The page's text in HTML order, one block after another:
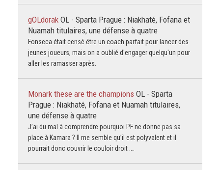
gOLdorak OL - Sparta Prague : Niakhaté, Fofana et
Nuamah titulaires, une défense à quatre
Fonseca était censé être un coach parfait pour lancer des
jeunes joueurs, mais on a oublié d'engager quelqu'un pour
aller les ramasser après.
Monark these are the champions OL - Sparta
Prague : Niakhaté, Fofana et Nuamah titulaires,
une défense à quatre
J’ai du mal à comprendre pourquoi PF ne donne pas sa
place à Kamara ? Il me semble qu’il est polyvalent et il
pourrait donc couvrir le couloir droit .…